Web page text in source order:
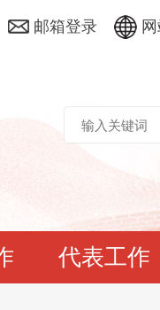
邮箱登录
代表工作